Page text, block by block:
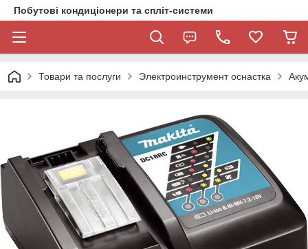
Побутові кондиціонери та спліт-системи
Товари та послуги Электроинструмент оснастка